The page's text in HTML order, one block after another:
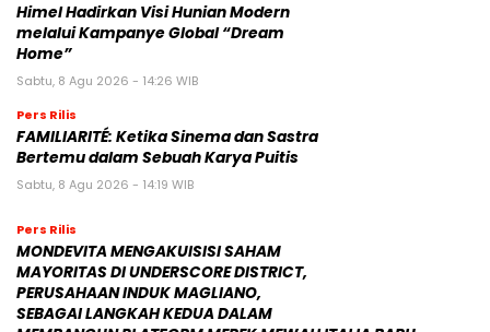
Himel Hadirkan Visi Hunian Modern
melalui Kampanye Global “Dream
Home”
Sabtu, 8 Agu 2026 - 14:26 WIB
Pers Rilis
FAMILIARITÉ: Ketika Sinema dan Sastra
Bertemu dalam Sebuah Karya Puitis
Sabtu, 8 Agu 2026 - 14:19 WIB
Pers Rilis
MONDEVITA MENGAKUISISI SAHAM
MAYORITAS DI UNDERSCORE DISTRICT,
PERUSAHAAN INDUK MAGLIANO,
SEBAGAI LANGKAH KEDUA DALAM